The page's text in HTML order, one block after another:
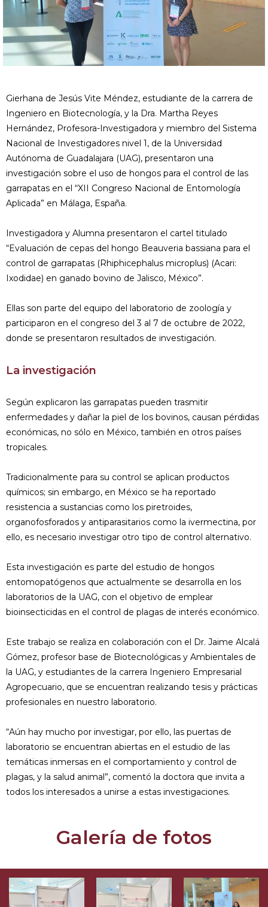
Gierhana de Jesús Vite Méndez, estudiante de la carrera de
Ingeniero en Biotecnología, y la Dra. Martha Reyes
Hernández, Profesora-Investigadora y miembro del Sistema
Nacional de Investigadores nivel 1, de la Universidad
Autónoma de Guadalajara (UAG), presentaron una
investigación sobre el uso de hongos para el control de las
garrapatas en el “XII Congreso Nacional de Entomología
Aplicada” en Málaga, España.
Investigadora y Alumna presentaron el cartel titulado
“Evaluación de cepas del hongo Beauveria bassiana para el
control de garrapatas (Rhiphicephalus microplus) (Acari:
Ixodidae) en ganado bovino de Jalisco, México”.
Ellas son parte del equipo del laboratorio de zoología y
participaron en el congreso del 3 al 7 de octubre de 2022,
donde se presentaron resultados de investigación.
La investigación
Según explicaron las garrapatas pueden trasmitir
enfermedades y dañar la piel de los bovinos, causan pérdidas
económicas, no sólo en México, también en otros países
tropicales.
Tradicionalmente para su control se aplican productos
químicos; sin embargo, en México se ha reportado
resistencia a sustancias como los piretroides,
organofosforados y antiparasitarios como la ivermectina, por
ello, es necesario investigar otro tipo de control alternativo.
Esta investigación es parte del estudio de hongos
entomopatógenos que actualmente se desarrolla en los
laboratorios de la UAG, con el objetivo de emplear
bioinsecticidas en el control de plagas de interés económico.
Este trabajo se realiza en colaboración con el Dr. Jaime Alcalá
Gómez, profesor base de Biotecnológicas y Ambientales de
la UAG, y estudiantes de la carrera Ingeniero Empresarial
Agropecuario, que se encuentran realizando tesis y prácticas
profesionales en nuestro laboratorio.
“Aún hay mucho por investigar, por ello, las puertas de
laboratorio se encuentran abiertas en el estudio de las
temáticas inmersas en el comportamiento y control de
plagas, y la salud animal”, comentó la doctora que invita a
todos los interesados a unirse a estas investigaciones.
Galería de fotos